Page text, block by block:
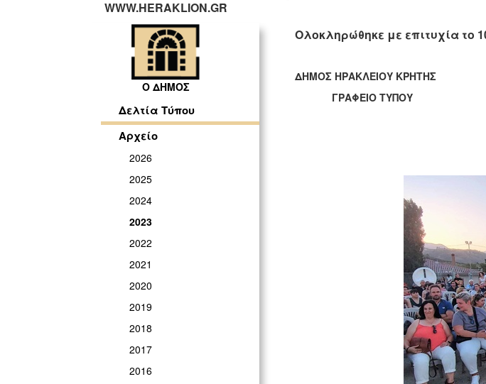
WWW.HERAKLION.GR
Ο ΔΗΜΟΣ
Δελτία Τύπου
Αρχείο
2026
2025
2024
2023
2022
2021
2020
2019
2018
2017
2016
Ολοκληρώθηκε με επιτυχία το
ΔΗΜΟΣ ΗΡΑΚΛΕΙΟΥ ΚΡΗΤΗΣ
ΓΡΑΦΕΙΟ ΤΥΠΟΥ